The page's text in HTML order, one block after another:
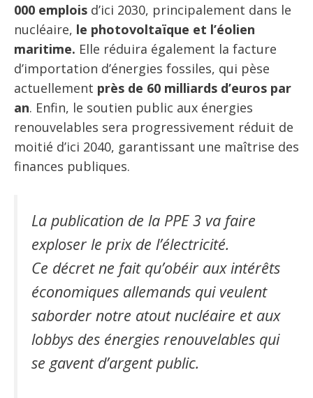
000 emplois d’ici 2030, principalement dans le
nucléaire, le photovoltaïque et l’éolien
maritime. Elle réduira également la facture
d’importation d’énergies fossiles, qui pèse
actuellement près de 60 milliards d’euros par
an. Enfin, le soutien public aux énergies
renouvelables sera progressivement réduit de
moitié d’ici 2040, garantissant une maîtrise des
finances publiques.
La publication de la PPE 3 va faire
exploser le prix de l’électricité.
Ce décret ne fait qu’obéir aux intérêts
économiques allemands qui veulent
saborder notre atout nucléaire et aux
lobbys des énergies renouvelables qui
se gavent d’argent public.